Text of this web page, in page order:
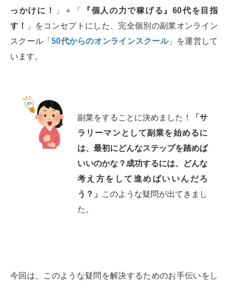
っかけに！
」＋「
『個人の力で稼げる』60代を目指
す！
」をコンセプトにした、完全個別の副業オンライン
スクール「50代からのオンラインスクール」を運営して
います。
副業をすることに決めました！
「サ
ラリーマンとして副業を始めるに
は、最初にどんなステップを踏めば
いいのかな？成功するには、どんな
考え方をして進めばいいんだろ
う？」
このような疑問が出てきまし
た。
今回は、このような疑問を解決するためのお手伝いをし